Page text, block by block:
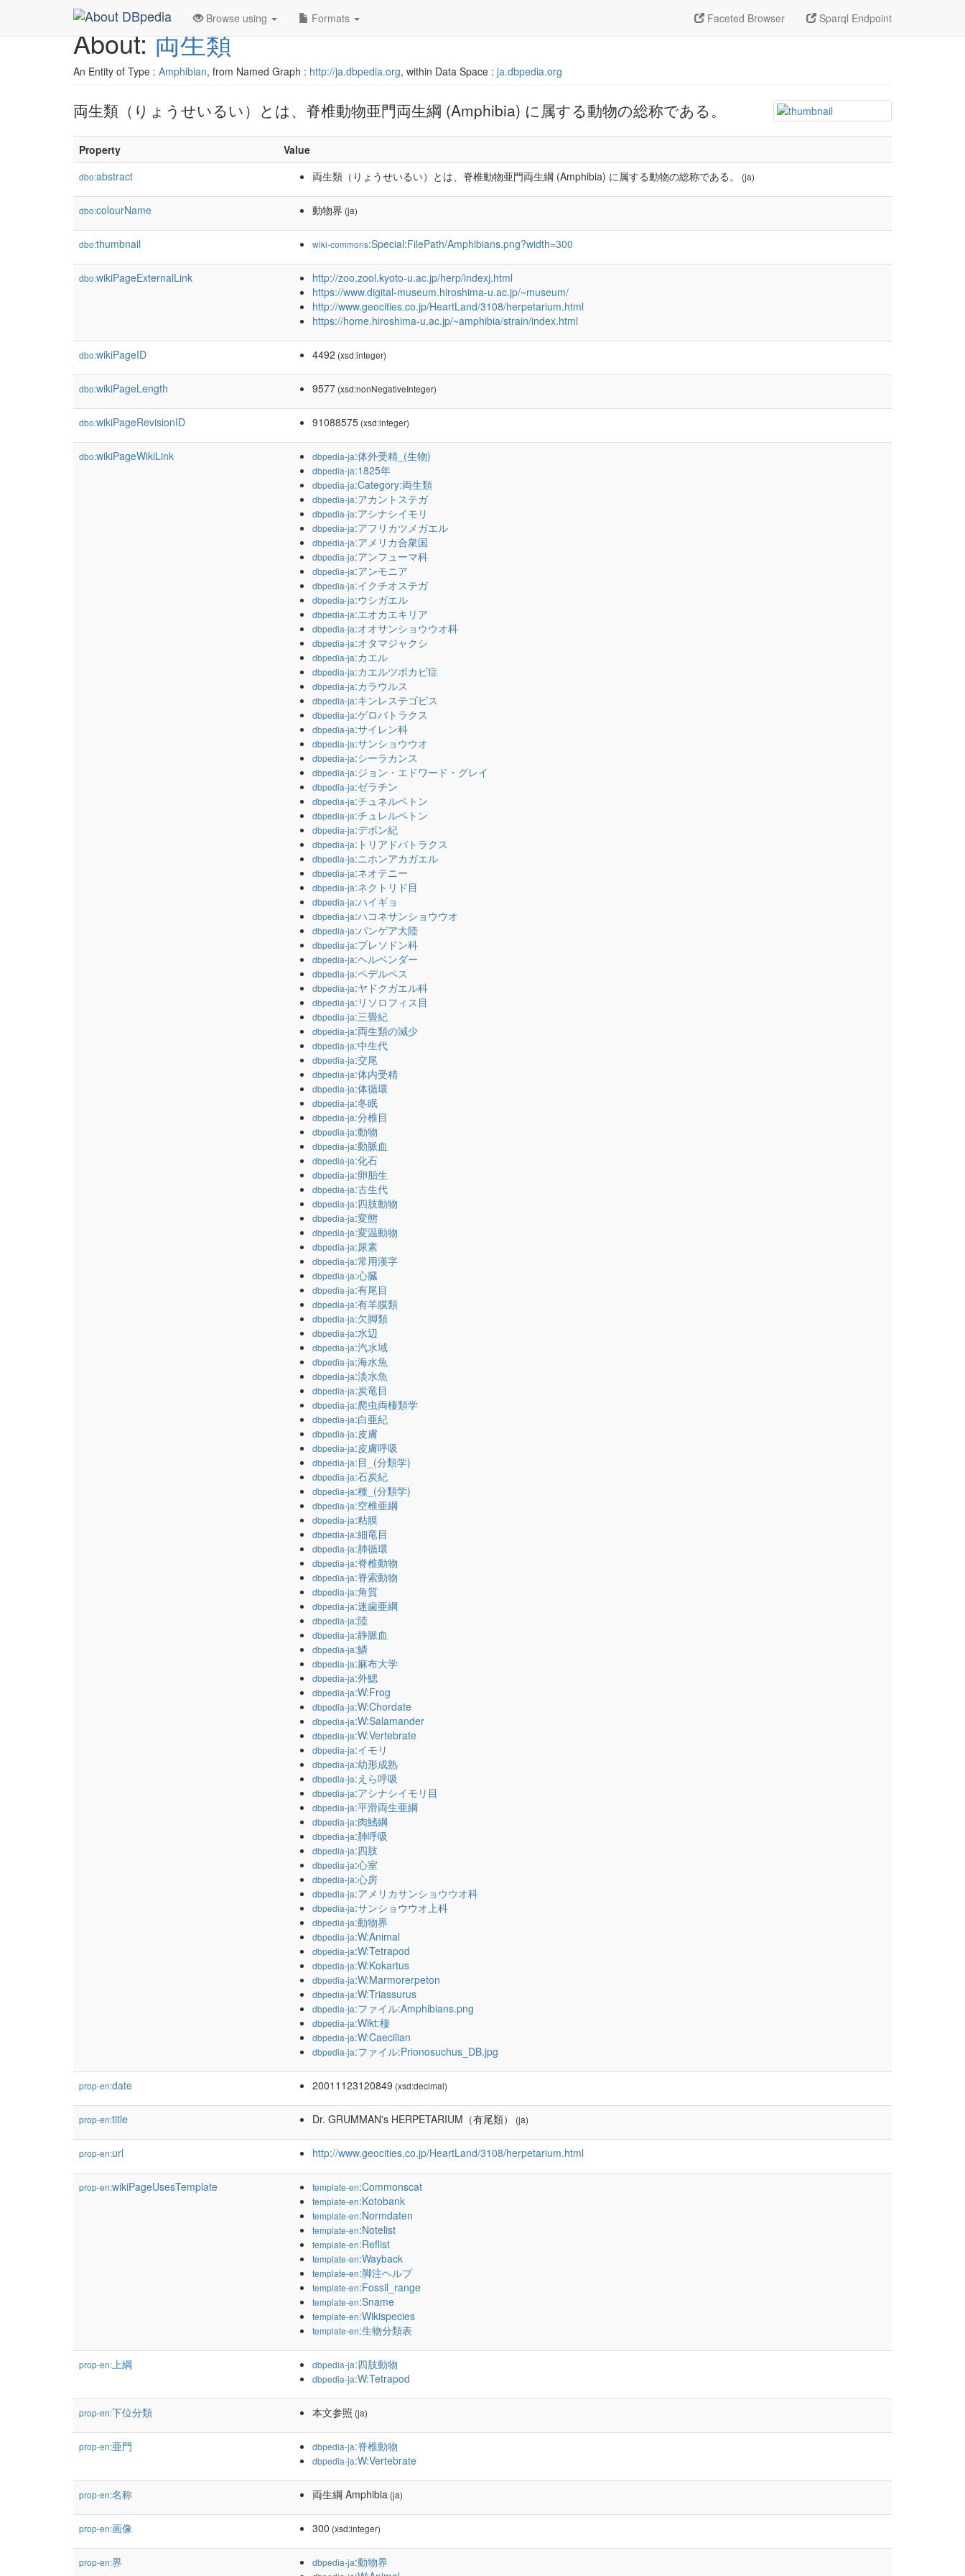
Faceted Browser Sparql Endpoint
Browse using Formats
About:両生類
An Entity of Type : Amphibian, from Named Graph : http://ja.dbpedia.org, within Data Space : ja.dbpedia.org
両生類（りょうせいるい）とは、脊椎動物亜門両生綱 (Amphibia) に属する動物の総称である。
Property Value
dbo:abstract 両生類（りょうせいるい）とは、脊椎動物亜門両生綱 (Amphibia) に属する動物の総称である。 (ja)
dbo:colourName 動物界 (ja)
dbo:thumbnail wiki-commons:Special:FilePath/Amphibians.png?width=300
dbo:wikiPageExternalLink
http://zoo.zool.kyoto-u.ac.jp/herp/indexj.html
https://www.digital-museum.hiroshima-u.ac.jp/~museum/
http://www.geocities.co.jp/HeartLand/3108/herpetarium.html
https://home.hiroshima-u.ac.jp/~amphibia/strain/index.html
dbo:wikiPageID 4492 (xsd:integer)
dbo:wikiPageLength 9577 (xsd:nonNegativeInteger)
dbo:wikiPageRevisionID 91088575 (xsd:integer)
dbo:wikiPageWikiLink dbpedia-ja:体外受精_(生物)
dbpedia-ja:1825年
dbpedia-ja:Category:両生類
dbpedia-ja:アカントステガ
dbpedia-ja:アシナシイモリ
dbpedia-ja:アフリカツメガエル
dbpedia-ja:アメリカ合衆国
dbpedia-ja:アンフューマ科
dbpedia-ja:アンモニア
dbpedia-ja:イクチオステガ
dbpedia-ja:ウシガエル
dbpedia-ja:エオカエキリア
dbpedia-ja:オオサンショウウオ科
dbpedia-ja:オタマジャクシ
dbpedia-ja:カエル
dbpedia-ja:カエルツボカビ症
dbpedia-ja:カラウルス
dbpedia-ja:キンレステゴピス
dbpedia-ja:ゲロバトラクス
dbpedia-ja:サイレン科
dbpedia-ja:サンショウウオ
dbpedia-ja:シーラカンス
dbpedia-ja:ジョン・エドワード・グレイ
dbpedia-ja:ゼラチン
dbpedia-ja:チュネルペトン
dbpedia-ja:チュレルペトン
dbpedia-ja:デボン紀
dbpedia-ja:トリアドバトラクス
dbpedia-ja:ニホンアカガエル
dbpedia-ja:ネオテニー
dbpedia-ja:ネクトリド目
dbpedia-ja:ハイギョ
dbpedia-ja:ハコネサンショウウオ
dbpedia-ja:パンゲア大陸
dbpedia-ja:プレソドン科
dbpedia-ja:ヘルベンダー
dbpedia-ja:ペデルペス
dbpedia-ja:ヤドクガエル科
dbpedia-ja:リソロフィス目
dbpedia-ja:三畳紀
dbpedia-ja:両生類の減少
dbpedia-ja:中生代
dbpedia-ja:交尾
dbpedia-ja:体内受精
dbpedia-ja:体循環
dbpedia-ja:冬眠
dbpedia-ja:分椎目
dbpedia-ja:動物
dbpedia-ja:動脈血
dbpedia-ja:化石
dbpedia-ja:卵胎生
dbpedia-ja:古生代
dbpedia-ja:四肢動物
dbpedia-ja:変態
dbpedia-ja:変温動物
dbpedia-ja:尿素
dbpedia-ja:常用漢字
dbpedia-ja:心臓
dbpedia-ja:有尾目
dbpedia-ja:有羊膜類
dbpedia-ja:欠脚類
dbpedia-ja:水辺
dbpedia-ja:汽水域
dbpedia-ja:海水魚
dbpedia-ja:淡水魚
dbpedia-ja:炭竜目
dbpedia-ja:爬虫両棲類学
dbpedia-ja:白亜紀
dbpedia-ja:皮膚
dbpedia-ja:皮膚呼吸
dbpedia-ja:目_(分類学)
dbpedia-ja:石炭紀
dbpedia-ja:種_(分類学)
dbpedia-ja:空椎亜綱
dbpedia-ja:粘膜
dbpedia-ja:細竜目
dbpedia-ja:肺循環
dbpedia-ja:脊椎動物
dbpedia-ja:脊索動物
dbpedia-ja:角質
dbpedia-ja:迷歯亜綱
dbpedia-ja:陸
dbpedia-ja:静脈血
dbpedia-ja:鱗
dbpedia-ja:麻布大学
dbpedia-ja:外鰓
dbpedia-ja:W:Frog
dbpedia-ja:W:Chordate
dbpedia-ja:W:Salamander
dbpedia-ja:W:Vertebrate
dbpedia-ja:イモリ
dbpedia-ja:幼形成熟
dbpedia-ja:えら呼吸
dbpedia-ja:アシナシイモリ目
dbpedia-ja:平滑両生亜綱
dbpedia-ja:肉鰭綱
dbpedia-ja:肺呼吸
dbpedia-ja:四肢
dbpedia-ja:心室
dbpedia-ja:心房
dbpedia-ja:アメリカサンショウウオ科
dbpedia-ja:サンショウウオ上科
dbpedia-ja:動物界
dbpedia-ja:W:Animal
dbpedia-ja:W:Tetrapod
dbpedia-ja:W:Kokartus
dbpedia-ja:W:Marmorerpeton
dbpedia-ja:W:Triassurus
dbpedia-ja:ファイル:Amphibians.png
dbpedia-ja:Wikt:棲
dbpedia-ja:W:Caecilian
dbpedia-ja:ファイル:Prionosuchus_DB.jpg
prop-en:date 20011123120849 (xsd:decimal)
prop-en:title Dr. GRUMMAN's HERPETARIUM（有尾類） (ja)
prop-en:url http://www.geocities.co.jp/HeartLand/3108/herpetarium.html
prop-en:wikiPageUsesTemplate template-en:Commonscat
template-en:Kotobank
template-en:Normdaten
template-en:Notelist
template-en:Reflist
template-en:Wayback
template-en:脚注ヘルプ
template-en:Fossil_range
template-en:Sname
template-en:Wikispecies
template-en:生物分類表
prop-en:上綱 dbpedia-ja:四肢動物
dbpedia-ja:W:Tetrapod
prop-en:下位分類 本文参照 (ja)
prop-en:亜門 dbpedia-ja:脊椎動物
dbpedia-ja:W:Vertebrate
prop-en:名称 両生綱 Amphibia (ja)
prop-en:画像 300 (xsd:integer)
prop-en:界 dbpedia-ja:動物界